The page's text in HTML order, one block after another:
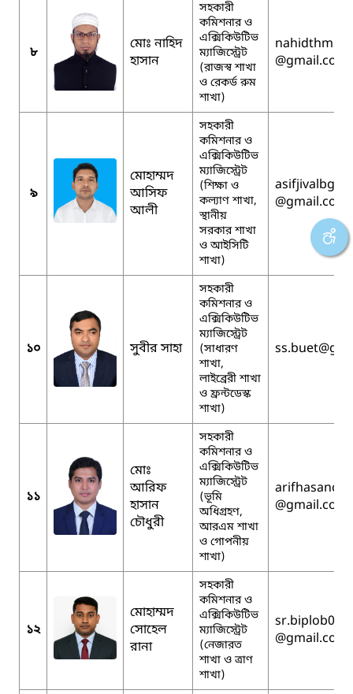
৮
মোঃ নাহিদ
হাসান
সহকারী
কমিশনার ও
এক্সিকিউটিভ
ম্যাজিস্ট্রেট
(রাজস্ব শাখা
ও রেকর্ড রুম
শাখা)
nahidthm
@gmail.com
৯
মোহাম্মদ
আসিফ
আলী
সহকারী
কমিশনার ও
এক্সিকিউটিভ
ম্যাজিস্ট্রেট
(শিক্ষা ও
কল্যাণ শাখা,
স্থানীয়
সরকার শাখা
ও আইসিটি
শাখা)
asifjivalbge
@gmail.com
১০ সুবীর সাহা
সহকারী
কমিশনার ও
এক্সিকিউটিভ
ম্যাজিস্ট্রেট
(সাধারণ
শাখা,
লাইব্রেরী শাখা
ও ফ্রন্টডেস্ক
শাখা)
ss.buet
১১
মোঃ
আরিফ
হাসান
চৌধুরী
সহকারী
কমিশনার ও
এক্সিকিউটিভ
ম্যাজিস্ট্রেট
(ভূমি
অধিগ্রহণ,
আরএম শাখা
ও গোপনীয়
শাখা)
arifhasanc
@gmail.com
১২
মোহাম্মদ
সোহেল
রানা
সহকারী
কমিশনার ও
এক্সিকিউটিভ
ম্যাজিস্ট্রেট
(নেজারত
শাখা ও ত্রাণ
শাখা)
@gmail.com